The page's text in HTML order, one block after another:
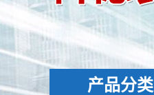
产品分类